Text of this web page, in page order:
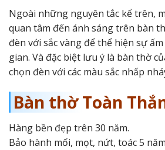
Ngoài những nguyên tắc kể trên,
quan tâm đến ánh sáng trên bàn
đèn với sắc vàng để thể hiện sự
gian. Và đặc biệt lưu ý là bàn thờ
chọn đèn với các màu sắc nhấp
Bàn thờ Toàn
Hàng bền đẹp trên 30 năm.
Bảo hành mối, mọt, nứt, toác 5